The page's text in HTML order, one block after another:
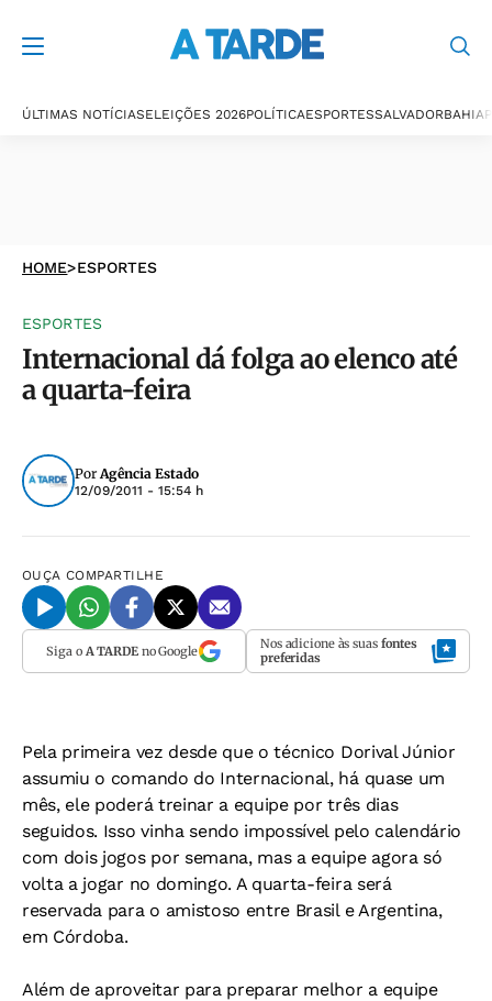
ÚLTIMAS NOTÍCIASELEIÇÕES 2026POLÍTICAESPORTESSALVADORBAHIA
HOME>ESPORTES
ESPORTES
Internacional dá folga ao elenco até
a quarta-feira
PorAgência Estado
12/09/2011 - 15:54 h
OUÇA COMPARTILHE
Siga o A TARDEno Google Nos adicione às suas fontes
preferidas
Pela primeira vez desde que o técnico Dorival Júnior
assumiu o comando do Internacional, há quase um
mês, ele poderá treinar a equipe por três dias
seguidos. Isso vinha sendo impossível pelo calendário
com dois jogos por semana, mas a equipe agora só
volta a jogar no domingo. A quarta-feira será
reservada para o amistoso entre Brasil e Argentina,
em Córdoba.
Além de aproveitar para preparar melhor a equipe